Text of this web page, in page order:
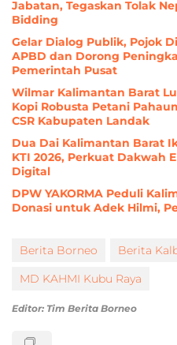
Jabatan, Tegaskan Tolak
Bidding
Gelar Dialog Publik, Pojok
APBD dan Dorong
Pemerintah Pusat
Wilmar Kalimantan Barat
Kopi Robusta Petani
CSR Kabupaten Landak
Dua Dai Kalimantan Barat
KTI 2026, Perkuat Dakwah
Digital
DPW YAKORMA Peduli
Donasi untuk Adek Hilmi,
Berita Borneo Berita
MD KAHMI Kubu Raya
Editor: Tim Berita Borneo